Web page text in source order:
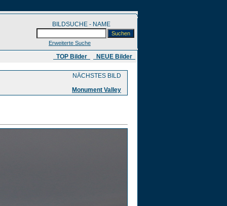
BILDSUCHE - NAME
Erweiterte Suche
​ TOP Bilder NEUE Bilder
NÄCHSTES BILD
Monument Valley